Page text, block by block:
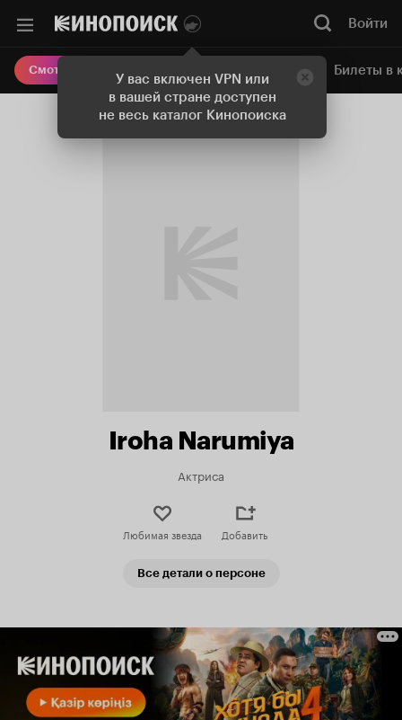
У вас включен VPN или
в вашей стране доступен
не весь каталог Кинопоиска
Войти
Смотреть кино Онлайн-кинотеатр Билеты в
Iroha Narumiya
Актриса
Любимая звезда Добавить
Все детали о персоне